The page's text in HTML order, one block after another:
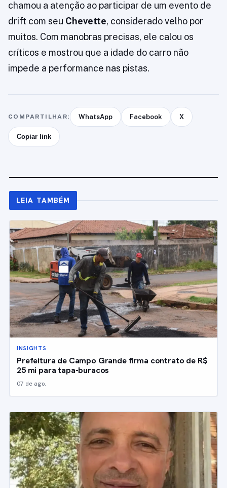
chamou a atenção ao participar de um evento de
drift com seu Chevette, considerado velho por
muitos. Com manobras precisas, ele calou os
críticos e mostrou que a idade do carro não
impede a performance nas pistas.
COMPARTILHAR: WhatsApp Facebook X
Copiar link
LEIA TAMBÉM
INSIGHTS
Prefeitura de Campo Grande firma contrato de R$
25 mi para tapa-buracos
07 de ago.